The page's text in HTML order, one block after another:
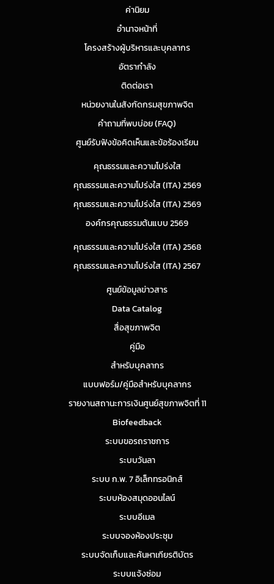
ค่านิยม
อำนาจหน้าที่
โครงสร้างผู้บริหารและบุคลากร
อัตรากำลัง
ติดต่อเรา
หน่วยงานในสังกัดกรมสุขภาพจิต
คำถามที่พบบ่อย (FAQ)
ศูนย์รับฟังข้อคิดเห็นและข้อร้องเรียน
คุณธรรมและความโปร่งใส
คุณธรรมและความโปร่งใส (ITA) 2569
คุณธรรมและความโปร่งใส (ITA) 2569
องค์กรคุณธรรมต้นแบบ 2569
คุณธรรมและความโปร่งใส (ITA) 2568
คุณธรรมและความโปร่งใส (ITA) 2567
ศูนย์ข้อมูลข่าวสาร
Data Catalog
สื่อสุขภาพจิต
คู่มือ
สำหรับบุคลากร
แบบฟอร์ม/คู่มือสำหรับบุคลากร
รายงานสถานะการเงินศูนย์สุขภาพจิตที่ 11
Biofeedback
ระบบขอรถราชการ
ระบบวันลา
ระบบ ก.พ. 7 อิเล็กทรอนิกส์
ระบบห้องสมุดออนไลน์
ระบบอีเมล
ระบบจองห้องประชุม
ระบบจัดเก็บและค้นหาเกียรติบัตร
ระบบแจ้งซ่อม